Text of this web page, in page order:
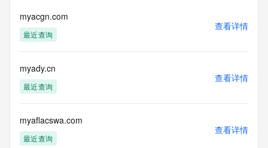
myacgn.com
最近查询
查看详情
myady.cn
最近查询
查看详情
myaflacswa.com
最近查询
查看详情